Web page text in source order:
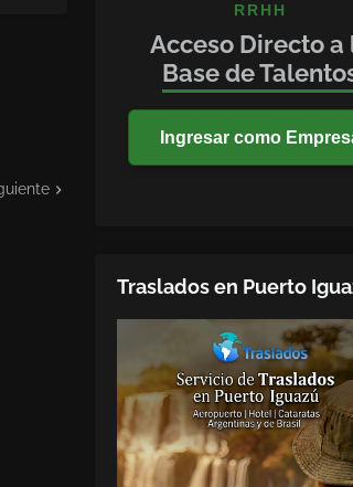
RRHH
Acceso Directo a
Base de
Ingresar como
Traslados en Puerto